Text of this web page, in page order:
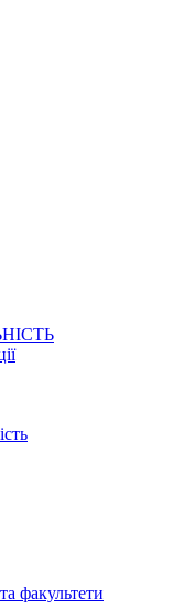
факультети